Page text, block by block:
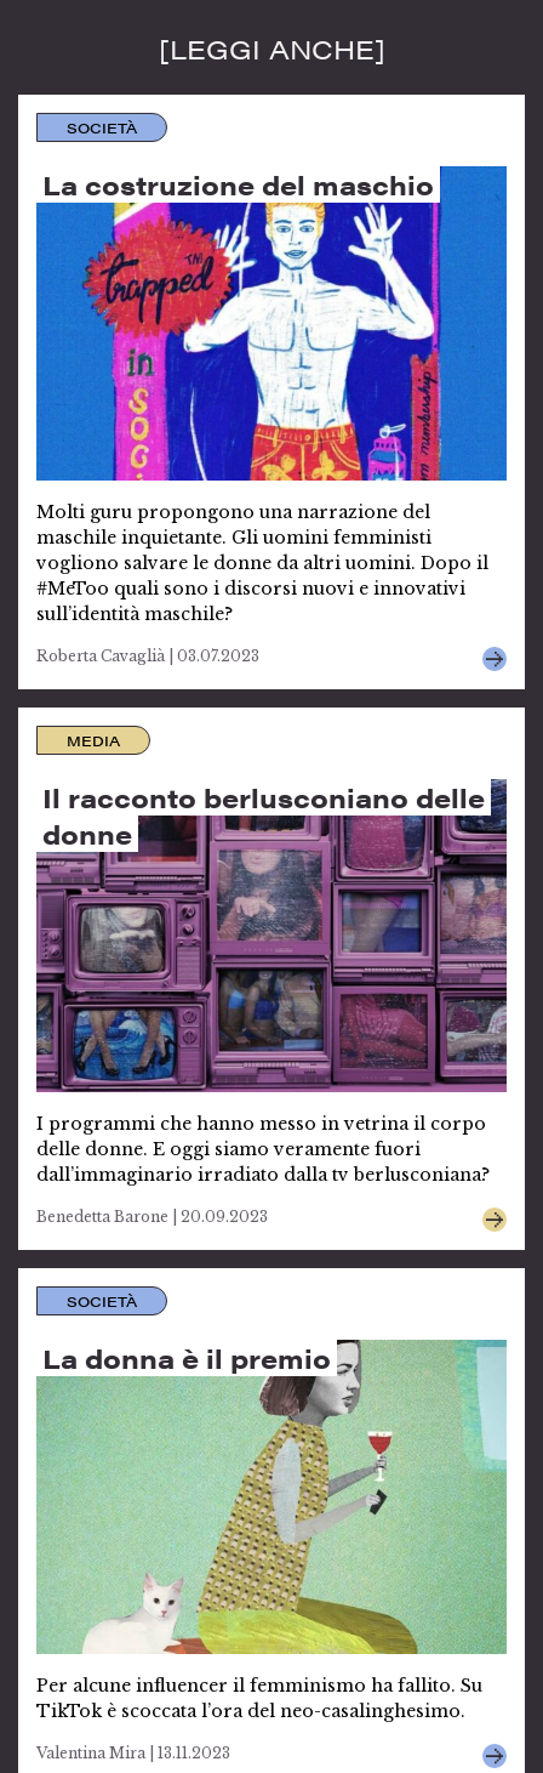
[LEGGI ANCHE]
SOCIETÀ
La costruzione del maschio
Molti guru propongono una narrazione del
maschile inquietante. Gli uomini femministi
vogliono salvare le donne da altri uomini. Dopo il
#MeToo quali sono i discorsi nuovi e innovativi
sull’identità maschile?
Roberta Cavaglià | 03.07.2023
MEDIA
Il racconto berlusconiano delle
donne
I programmi che hanno messo in vetrina il corpo
delle donne. E oggi siamo veramente fuori
dall’immaginario irradiato dalla tv berlusconiana?
Benedetta Barone | 20.09.2023
SOCIETÀ
La donna è il premio
Per alcune influencer il femminismo ha fallito. Su
TikTok è scoccata l’ora del neo-casalinghesimo.
Valentina Mira | 13.11.2023